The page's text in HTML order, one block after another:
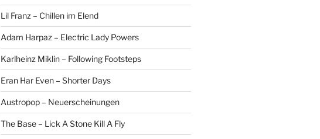
Lil Franz – Chillen im Elend
Adam Harpaz – Electric Lady Powers
Karlheinz Miklin – Following Footsteps
Eran Har Even – Shorter Days
Austropop – Neuerscheinungen
The Base – Lick A Stone Kill A Fly